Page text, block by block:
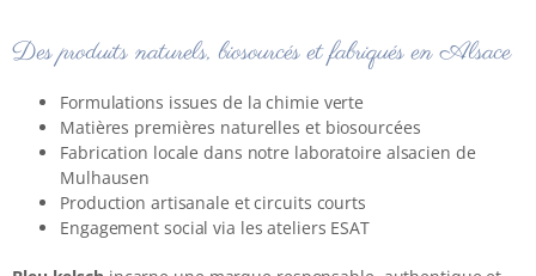
Des produits naturels, biosourcés et fabriqués en Alsace
Formulations issues de la chimie verte
Matières premières naturelles et biosourcées
Fabrication locale dans notre laboratoire alsacien de
Mulhausen
Production artisanale et circuits courts
Engagement social via les ateliers ESAT